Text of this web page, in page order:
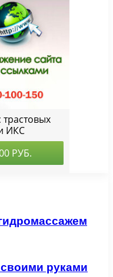
руками